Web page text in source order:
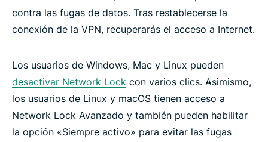
contra las fugas de datos. Tras restablecerse la
conexión de la VPN, recuperarás el acceso a Internet.
Los usuarios de Windows, Mac y Linux pueden
desactivar Network Lock con varios clics. Asimismo,
los usuarios de Linux y macOS tienen acceso a
Network Lock Avanzado y también pueden habilitar
la opción «Siempre activo» para evitar las fugas